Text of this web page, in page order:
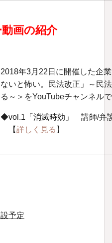
画の紹介
2018年3月22日に開催した企
ないと怖い。民法改正」～民
る～＞をYouTubeチャンネル
◆vol.1「消滅時効」 講師/弁
【詳しく見る 】
予定